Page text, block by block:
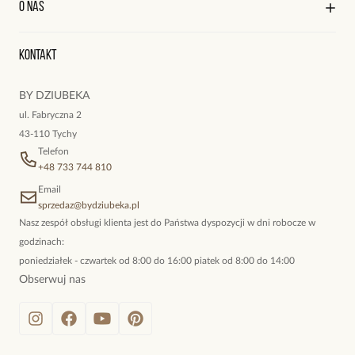
Reklamacje i zwroty
O nas
Oryginalne naszyjniki, topowe bransoletki, okazałe kolczyki,
Kontakt
BY DZIUBEKA
ul. Fabryczna 2
43-110 Tychy
Telefon
+48 733 744 810
Email
sprzedaz@bydziubeka.pl
Nasz zespół obsługi klienta jest do Państwa dyspozycji w dni robocze w
godzinach:
poniedziałek - czwartek od 8:00 do 16:00 piatek od 8:00 do 14:00
Obserwuj nas